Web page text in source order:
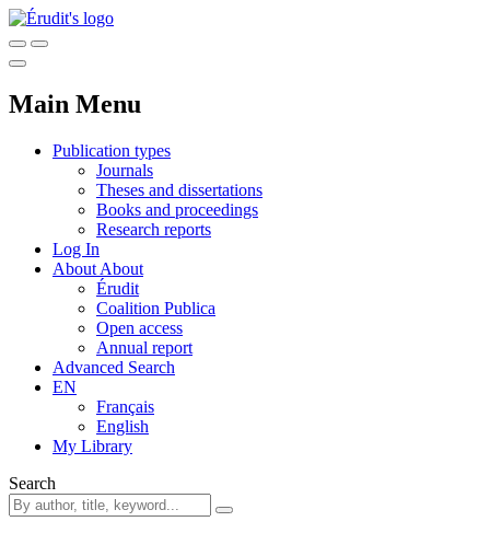
Main Menu
Publication types
Journals
Theses and dissertations
Books and proceedings
Research reports
Log In
About About
Érudit
Coalition Publica
Open access
Annual report
Advanced Search
EN
Français
English
My Library
Search